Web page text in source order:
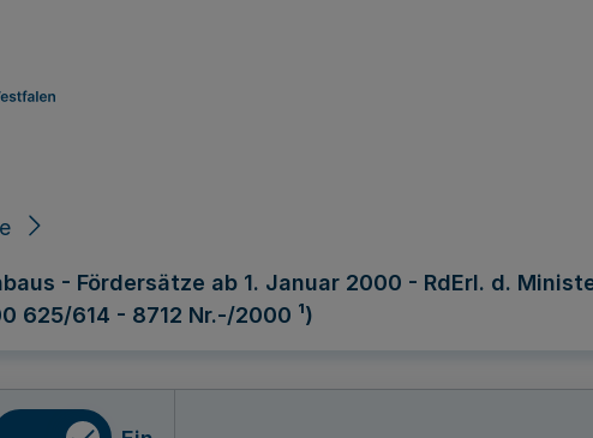
- Fördersätze ab 1. Januar 2000 - RdErl. d.
625/614 - 8712 Nr.-/2000 ¹)